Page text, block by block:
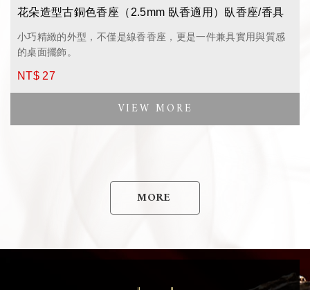
花朵造型古銅色香座（2.5mm 臥香適用）臥香座/香具
小巧精緻的外型，不僅是線香香座，更是一件兼具實用與質感
的桌面擺飾。
NT$ 27
MORE